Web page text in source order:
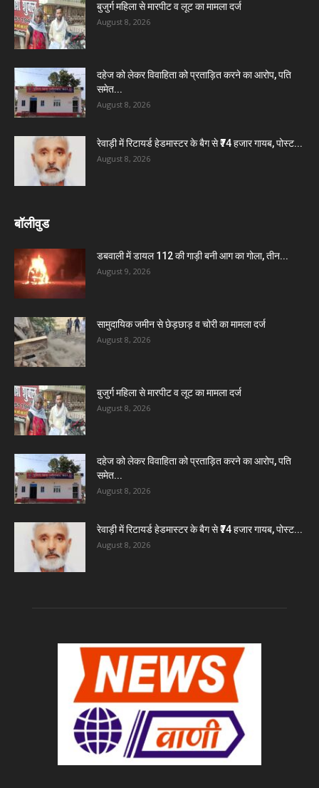
बुजुर्ग महिला से मारपीट व लूट का मामला दर्ज
August 8, 2026
दहेज को लेकर विवाहिता को प्रताड़ित करने का आरोप, पति
समेत...
August 8, 2026
रेवाड़ी में रिटायर्ड हेडमास्टर के बैग से ₹74 हजार गायब, पोस्ट...
August 8, 2026
बॉलीवुड
डबवाली में डायल 112 की गाड़ी बनी आग का गोला, तीन...
August 9, 2026
सामुदायिक जमीन से छेड़छाड़ व चोरी का मामला दर्ज
August 8, 2026
बुजुर्ग महिला से मारपीट व लूट का मामला दर्ज
August 8, 2026
दहेज को लेकर विवाहिता को प्रताड़ित करने का आरोप, पति
समेत...
August 8, 2026
रेवाड़ी में रिटायर्ड हेडमास्टर के बैग से ₹74 हजार गायब, पोस्ट...
August 8, 2026